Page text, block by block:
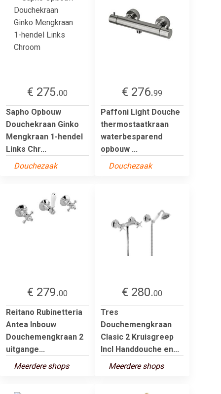
€ 275.00
Sapho Opbouw
Douchekraan Ginko
Mengkraan 1-hendel
Links Chr...
Douchezaak
€ 276.99
Paffoni Light Douche
thermostaatkraan
waterbesparend
opbouw ...
Douchezaak
€ 279.00
Reitano Rubinetteria
Antea Inbouw
Douchemengkraan 2
uitgange...
Meerdere shops
€ 280.00
Tres
Douchemengkraan
Clasic 2 Kruisgreep
Incl Handdouche en...
Meerdere shops